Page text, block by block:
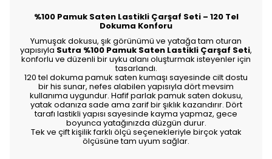
%100 Pamuk Saten Lastikli Çarşaf Seti – 120 Tel
Dokuma Konforu
Yumuşak dokusu, şık görünümü ve yatağa tam oturan
yapısıylaSutra %100 Pamuk Saten Lastikli Çarşaf Seti,
konforlu ve düzenli bir uyku alanı oluşturmak isteyenler için
tasarlandı.
120 tel dokuma pamuk saten kumaşı sayesinde cilt dostu
bir his sunar, nefes alabilen yapısıyla dört mevsim
kullanıma uygundur. Hafif parlak pamuk saten dokusu,
yatak odanıza sade ama zarif bir şıklık kazandırır. Dört
tarafı lastikli yapısı sayesinde kayma yapmaz, gece
boyunca yatağınızda düzgün durur.
Tek ve çift kişilik farklı ölçü seçenekleriyle birçok yatak
ölçüsüne tam uyum sağlar.